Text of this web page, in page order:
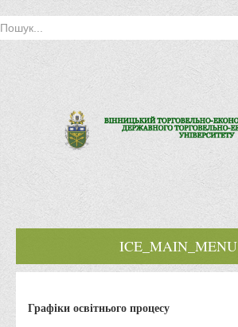
ICE_MAIN_MENU
Історія інституту
Графіки освітнього процесу